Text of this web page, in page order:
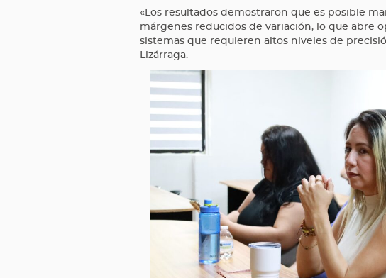
«Los resultados demostraron que es posible
márgenes reducidos de variación, lo que abre
sistemas que requieren altos niveles de
Lizárraga.